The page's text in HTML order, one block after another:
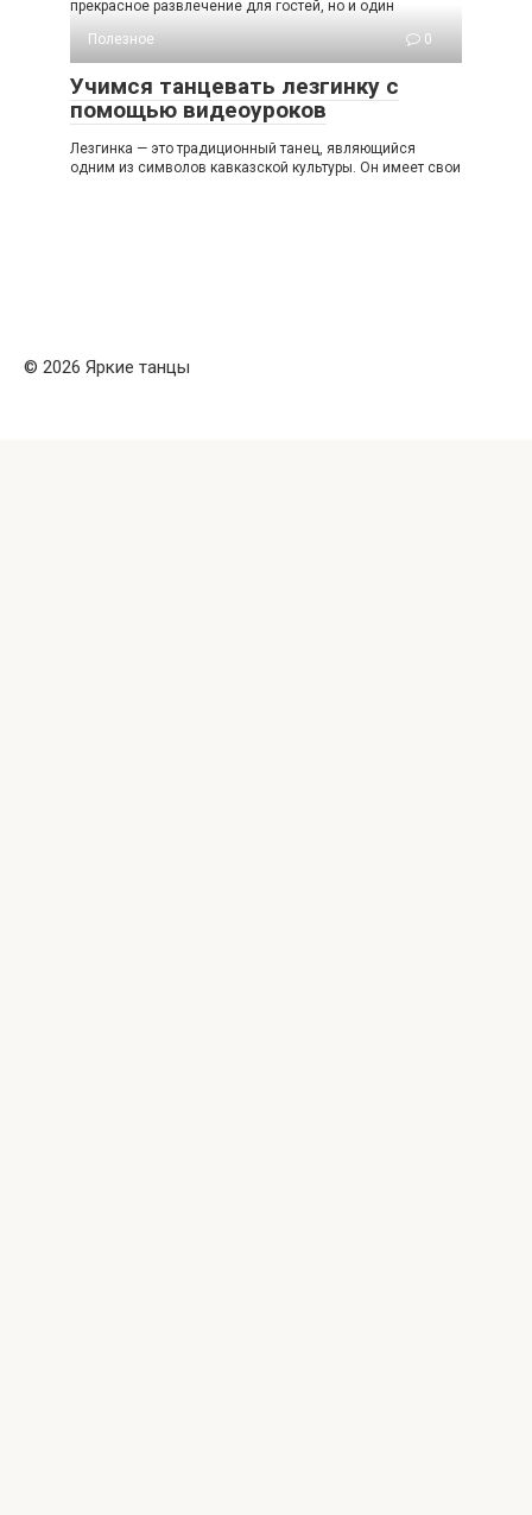
прекрасное развлечение для гостей, но и один
Полезное
0
Учимся танцевать лезгинку с
помощью видеоуроков
Лезгинка — это традиционный танец, являющийся
одним из символов кавказской культуры. Он имеет свои
© 2026 Яркие танцы